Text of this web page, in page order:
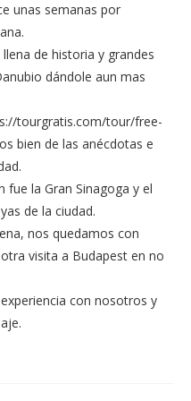
unas semanas por
de historia y grandes
dándole aun mas
tourgratis.com/tour/free-
bien de las anécdotas e
la Gran Sinagoga y el
de la ciudad.
nos quedamos con
visita a Budapest en no
con nosotros y